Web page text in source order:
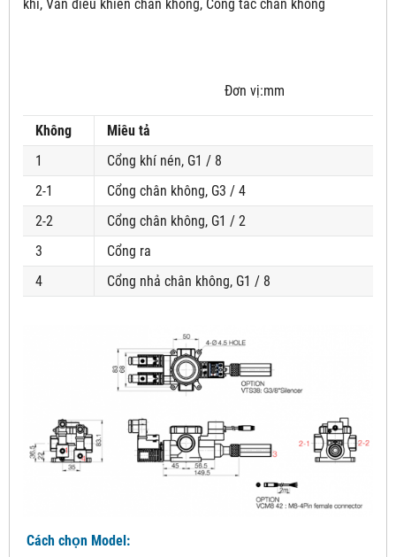
khí, Van điều khiển chân không, Công tắc chân không
Đơn vị:mm
Không
Miêu tả
1
Cổng khí nén, G1 / 8
2-1
Cổng chân không, G3 / 4
2-2
Cổng chân không, G1 / 2
3
Cổng ra
4
Cổng nhả chân không, G1 / 8
Cách chọn Model: